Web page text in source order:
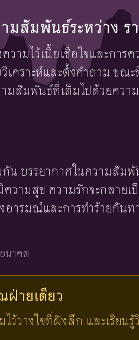
มพันธ์ระหว่าง ร
วามไว้เนื้อเชื่อใจและกา
เคราะห์และตั้งคำถาม ขณ
มสัมพันธ์ที่เต็มไปด้วยคว
บรรยากาศในความสัมพั
ความสุข ความรักจะกลาย
อารมณ์และการทำร้ายกัน
นาคต
ฝ่ายเดียว
ว้วางใจที่ฝังลึก และเรียน